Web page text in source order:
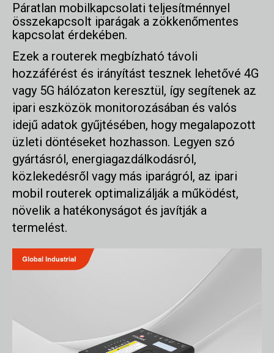
Páratlan mobilkapcsolati teljesítménnyel
összekapcsolt iparágak a zökkenőmentes
kapcsolat érdekében.
Ezek a routerek megbízható távoli
hozzáférést és irányítást tesznek lehetővé 4G
vagy 5G hálózaton keresztül, így segítenek az
ipari eszközök monitorozásában és valós
idejű adatok gyűjtésében, hogy megalapozott
üzleti döntéseket hozhasson. Legyen szó
gyártásról, energiagazdálkodásról,
közlekedésről vagy más iparágról, az ipari
mobil routerek optimalizálják a működést,
növelik a hatékonyságot és javítják a
termelést.